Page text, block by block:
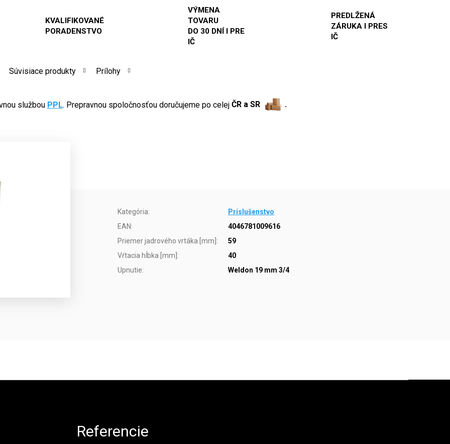
KVALIFIKOVANÉ
PORADENSTVO
VÝMENA
TOVARU
DO 30 DNÍ I PRE
IČ
PREDLŽENÁ
ZÁRUKA I PRES
IČ
Súvisiace produkty Prílohy
službou PPL. Prepravnou spoločnosťou doručujeme po celej ČR a SR .
Kategória:
Príslušenstvo
EAN:
4046781009616
Priemer jadrového vrtáka [mm] :
59
Vŕtacia hĺbka [mm] :
40
Upnutie: Weldon 19 mm 3/4
Referencie